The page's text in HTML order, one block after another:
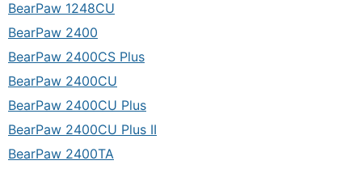
BearPaw 1248CU
BearPaw 2400
BearPaw 2400CS Plus
BearPaw 2400CU
BearPaw 2400CU Plus
BearPaw 2400CU Plus II
BearPaw 2400TA